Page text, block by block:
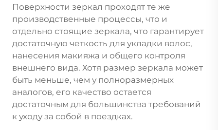
Поверхности зеркал проходят те же
производственные процессы, что и
отдельно стоящие зеркала, что гарантирует
достаточную четкость для укладки волос,
нанесения макияжа и общего контроля
внешнего вида. Хотя размер зеркала может
быть меньше, чем у полноразмерных
аналогов, его качество остается
достаточным для большинства требований
к уходу за собой в поездках.